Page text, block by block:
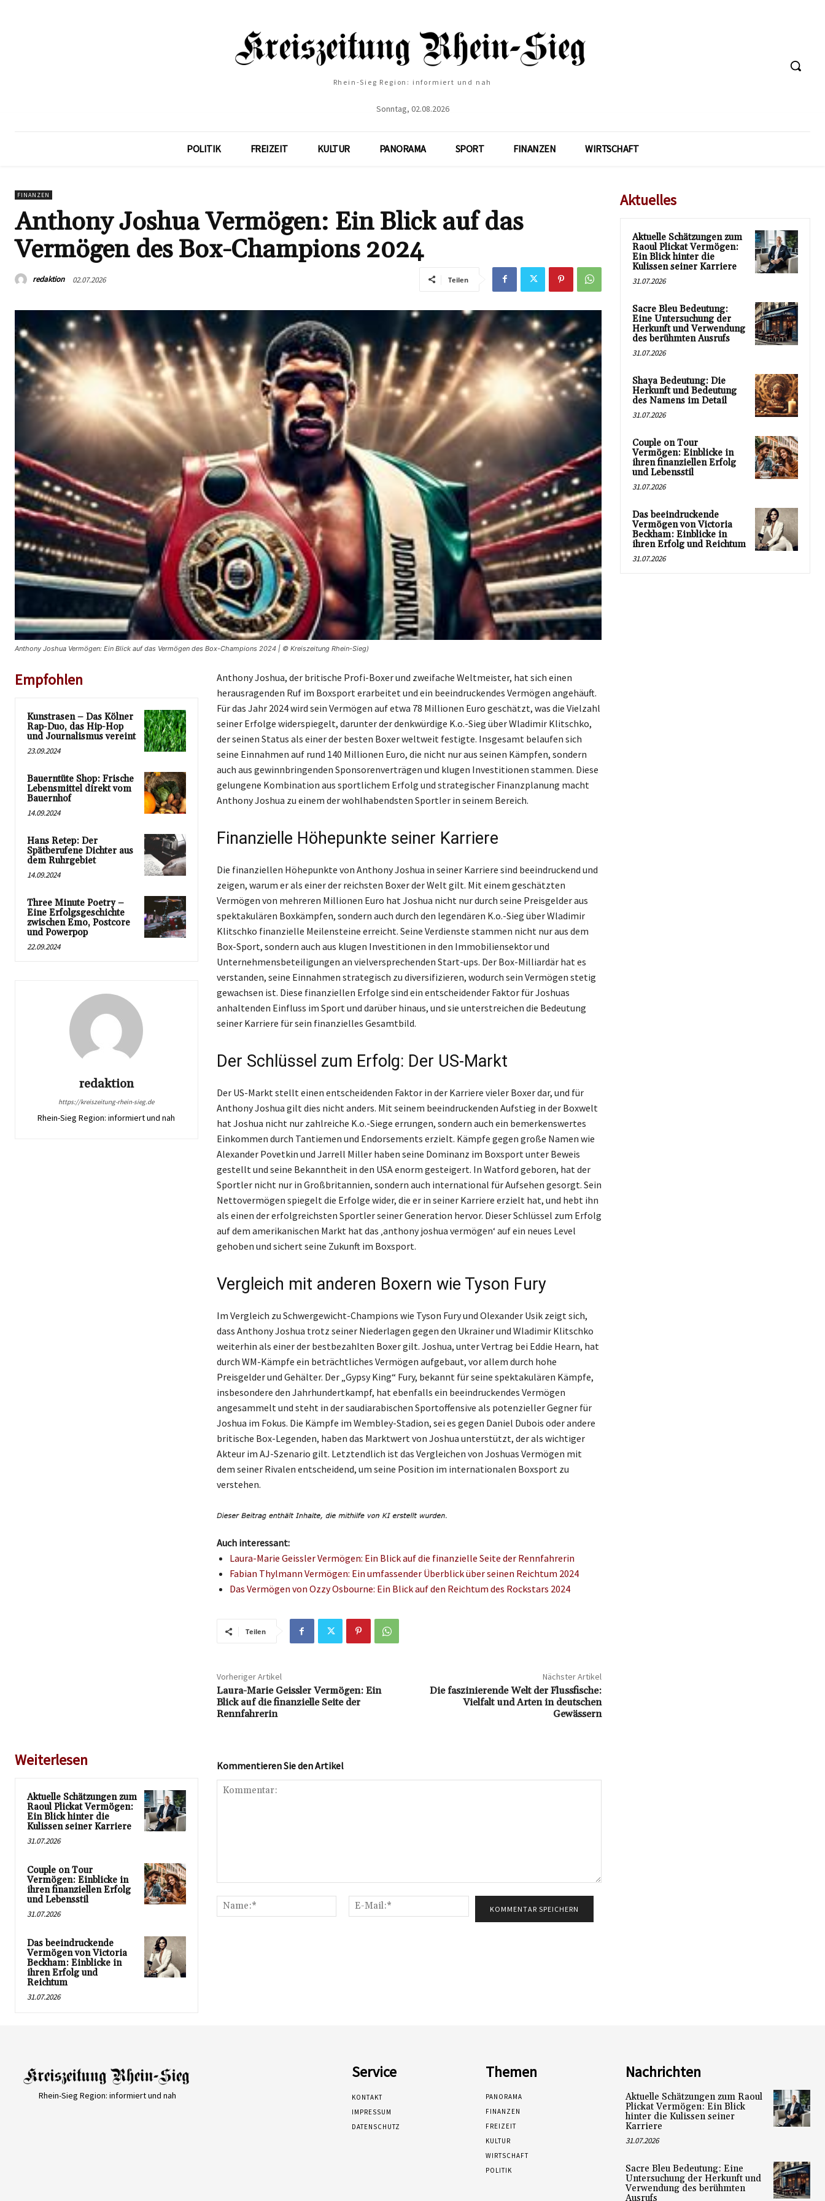
Rhein-Sieg Region: informiert und nah
Sonntag, 02.08.2026
POLITIK FREIZEIT KULTUR PANORAMA SPORT FINANZEN WIRTSCHAFT
FINANZEN
Anthony Joshua Vermögen: Ein Blick auf das
Vermögen des Box-Champions 2024
redaktion 02.07.2026 Teilen
Anthony Joshua Vermögen: Ein Blick auf das Vermögen des Box-Champions 2024 | © Kreiszeitung Rhein-Sieg)
Empfohlen
Kunstrasen – Das Kölner
Rap-Duo, das Hip-Hop
und Journalismus vereint
23.09.2024
Bauerntüte Shop: Frische
Lebensmittel direkt vom
Bauernhof
14.09.2024
Hans Retep: Der
Spätberufene Dichter aus
dem Ruhrgebiet
14.09.2024
Three Minute Poetry –
Eine Erfolgsgeschichte
zwischen Emo, Postcore
und Powerpop
22.09.2024
redaktion
https://kreiszeitung-rhein-sieg.de
Rhein-Sieg Region: informiert und nah
Anthony Joshua, der britische Profi-Boxer und zweifache Weltmeister, hat sich einen
herausragenden Ruf im Boxsport erarbeitet und ein beeindruckendes Vermögen angehäuft.
Für das Jahr 2024 wird sein Vermögen auf etwa 78 Millionen Euro geschätzt, was die Vielzahl
seiner Erfolge widerspiegelt, darunter der denkwürdige K.o.-Sieg über Wladimir Klitschko,
der seinen Status als einer der besten Boxer weltweit festigte. Insgesamt belaufen sich
seine Einnahmen auf rund 140 Millionen Euro, die nicht nur aus seinen Kämpfen, sondern
auch aus gewinnbringenden Sponsorenverträgen und klugen Investitionen stammen. Diese
gelungene Kombination aus sportlichem Erfolg und strategischer Finanzplanung macht
Anthony Joshua zu einem der wohlhabendsten Sportler in seinem Bereich.
Finanzielle Höhepunkte seiner Karriere
Die finanziellen Höhepunkte von Anthony Joshua in seiner Karriere sind beeindruckend und
zeigen, warum er als einer der reichsten Boxer der Welt gilt. Mit einem geschätzten
Vermögen von mehreren Millionen Euro hat Joshua nicht nur durch seine Preisgelder aus
spektakulären Boxkämpfen, sondern auch durch den legendären K.o.-Sieg über Wladimir
Klitschko finanzielle Meilensteine erreicht. Seine Verdienste stammen nicht nur aus dem
Box-Sport, sondern auch aus klugen Investitionen in den Immobiliensektor und
Unternehmensbeteiligungen an vielversprechenden Start-ups. Der Box-Milliardär hat es
verstanden, seine Einnahmen strategisch zu diversifizieren, wodurch sein Vermögen stetig
gewachsen ist. Diese finanziellen Erfolge sind ein entscheidender Faktor für Joshuas
anhaltenden Einfluss im Sport und darüber hinaus, und sie unterstreichen die Bedeutung
seiner Karriere für sein finanzielles Gesamtbild.
Der Schlüssel zum Erfolg: Der US-Markt
Der US-Markt stellt einen entscheidenden Faktor in der Karriere vieler Boxer dar, und für
Anthony Joshua gilt dies nicht anders. Mit seinem beeindruckenden Aufstieg in der Boxwelt
hat Joshua nicht nur zahlreiche K.o.-Siege errungen, sondern auch ein bemerkenswertes
Einkommen durch Tantiemen und Endorsements erzielt. Kämpfe gegen große Namen wie
Alexander Povetkin und Jarrell Miller haben seine Dominanz im Boxsport unter Beweis
gestellt und seine Bekanntheit in den USA enorm gesteigert. In Watford geboren, hat der
Sportler nicht nur in Großbritannien, sondern auch international für Aufsehen gesorgt. Sein
Nettovermögen spiegelt die Erfolge wider, die er in seiner Karriere erzielt hat, und hebt ihn
als einen der erfolgreichsten Sportler seiner Generation hervor. Dieser Schlüssel zum Erfolg
auf dem amerikanischen Markt hat das ‚anthony joshua vermögen‘ auf ein neues Level
gehoben und sichert seine Zukunft im Boxsport.
Vergleich mit anderen Boxern wie Tyson Fury
Im Vergleich zu Schwergewicht-Champions wie Tyson Fury und Olexander Usik zeigt sich,
dass Anthony Joshua trotz seiner Niederlagen gegen den Ukrainer und Wladimir Klitschko
weiterhin als einer der bestbezahlten Boxer gilt. Joshua, unter Vertrag bei Eddie Hearn, hat
durch WM-Kämpfe ein beträchtliches Vermögen aufgebaut, vor allem durch hohe
Preisgelder und Gehälter. Der „Gypsy King“ Fury, bekannt für seine spektakulären Kämpfe,
insbesondere den Jahrhundertkampf, hat ebenfalls ein beeindruckendes Vermögen
angesammelt und steht in der saudiarabischen Sportoffensive als potenzieller Gegner für
Joshua im Fokus. Die Kämpfe im Wembley-Stadion, sei es gegen Daniel Dubois oder andere
britische Box-Legenden, haben das Marktwert von Joshua unterstützt, der als wichtiger
Akteur im AJ-Szenario gilt. Letztendlich ist das Vergleichen von Joshuas Vermögen mit
dem seiner Rivalen entscheidend, um seine Position im internationalen Boxsport zu
verstehen.
Auch interessant:
Laura-Marie Geissler Vermögen: Ein Blick auf die finanzielle Seite der Rennfahrerin
Fabian Thylmann Vermögen: Ein umfassender Überblick über seinen Reichtum 2024
Das Vermögen von Ozzy Osbourne: Ein Blick auf den Reichtum des Rockstars 2024
Teilen
Vorheriger Artikel
Laura-Marie Geissler Vermögen: Ein
Blick auf die finanzielle Seite der
Rennfahrerin
Nächster Artikel
Die faszinierende Welt der Flussfische:
Vielfalt und Arten in deutschen
Gewässern
Weiterlesen
Aktuelle Schätzungen zum
Raoul Plickat Vermögen:
Ein Blick hinter die
Kulissen seiner Karriere
31.07.2026
Couple on Tour
Vermögen: Einblicke in
ihren finanziellen Erfolg
und Lebensstil
31.07.2026
Das beeindruckende
Vermögen von Victoria
Beckham: Einblicke in
ihren Erfolg und
Reichtum
31.07.2026
Kommentieren Sie den Artikel
Name:*
Mail:*
Aktuelles
Aktuelle Schätzungen zum
Raoul Plickat Vermögen:
Ein Blick hinter die
Kulissen seiner Karriere
31.07.2026
Sacre Bleu Bedeutung:
Eine Untersuchung der
Herkunft und Verwendung
des berühmten Ausrufs
31.07.2026
Shaya Bedeutung: Die
Herkunft und Bedeutung
des Namens im Detail
31.07.2026
Couple on Tour
Vermögen: Einblicke in
ihren finanziellen Erfolg
und Lebensstil
31.07.2026
Das beeindruckende
Vermögen von Victoria
Beckham: Einblicke in
ihren Erfolg und Reichtum
31.07.2026
Rhein-Sieg Region: informiert und nah
Service
KONTAKT
IMPRESSUM
DATENSCHUTZ
Themen
PANORAMA
FINANZEN
FREIZEIT
KULTUR
WIRTSCHAFT
POLITIK
Nachrichten
Aktuelle Schätzungen zum Raoul
Plickat Vermögen: Ein Blick
hinter die Kulissen seiner
Karriere
31.07.2026
Sacre Bleu Bedeutung: Eine
Untersuchung der Herkunft und
Verwendung des berühmten
Ausrufs